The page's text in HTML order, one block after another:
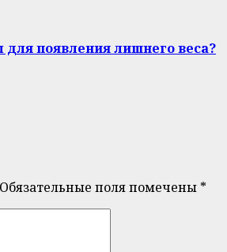
появления лишнего веса?
Обязательные поля помечены *